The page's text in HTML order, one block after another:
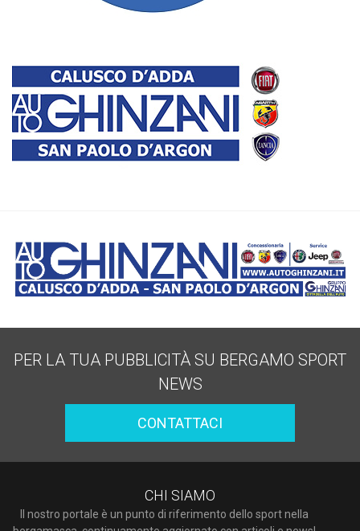
PER LA TUA PUBBLICITÀ SU BERGAMO SPORT
NEWS
CONTATTACI
CHI SIAMO
Il nostro portale è un punto di riferimento dello sport nella